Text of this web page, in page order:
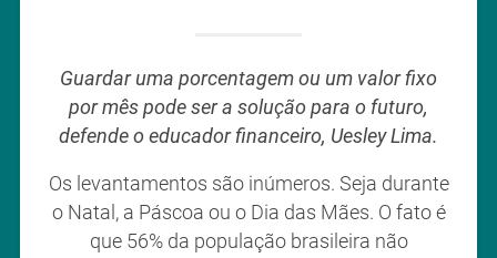
Guardar uma porcentagem ou um valor fixo
por mês pode ser a solução para o futuro,
defende o educador financeiro, Uesley Lima.
Os levantamentos são inúmeros. Seja durante
o Natal, a Páscoa ou o Dia das Mães. O fato é
que 56% da população brasileira não